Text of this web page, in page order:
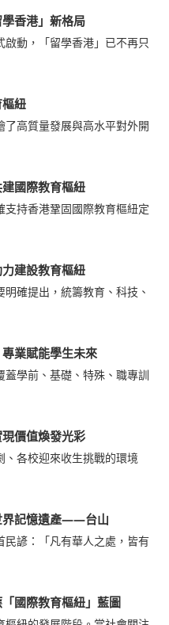
香港」新格局
啟動，「留學香港」已不再只
紐
了高質量發展與高水平對外開
國際教育樞紐
支持香港鞏固國際教育樞紐定
建設教育樞紐
確提出，統籌教育、科技、
業賦能學生未來
學前、基礎、特殊、職專訓
價值煥發光彩
、各校迎來收生挑戰的環境
界記憶遺產——台山
民諺：「凡有華人之處，皆有
國際教育樞紐」藍圖